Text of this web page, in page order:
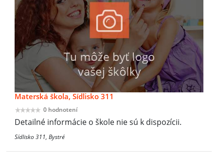
Materská škola, Sídlisko 311
0 hodnotení
Detailné informácie o škole nie sú k dispozícii.
Sídlisko 311, Bystré